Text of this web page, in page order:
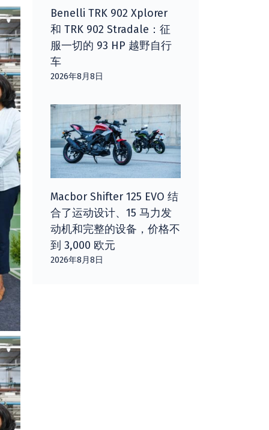
Benelli TRK 902 Xplorer
和 TRK 902 Stradale：征
服一切的 93 HP 越野自行
车
2026年8月8日
Macbor Shifter 125 EVO 结
合了运动设计、15 马力发
动机和完整的设备，价格不
到 3,000 欧元
2026年8月8日